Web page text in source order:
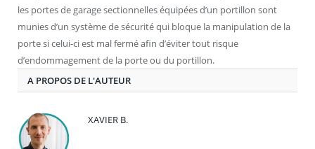
les portes de garage sectionnelles équipées d’un portillon sont
munies d’un système de sécurité qui bloque la manipulation de la
porte si celui-ci est mal fermé afin d’éviter tout risque
d’endommagement de la porte ou du portillon.
A PROPOS DE L'AUTEUR
XAVIER B.